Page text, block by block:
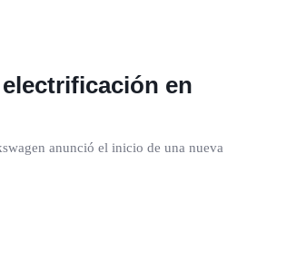
en
anunció el inicio de una nueva